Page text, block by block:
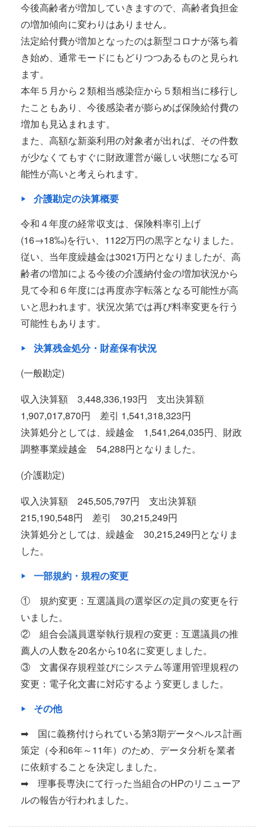
今後高齢者が増加していきますので、高齢者負担金
の増加傾向に変わりはありません。
法定給付費が増加となったのは新型コロナが落ち着
き始め、通常モードにもどりつつあるものと見られ
ます。
本年５月から２類相当感染症から５類相当に移行し
たこともあり、今後感染者が膨らめば保険給付費の
増加も見込まれます。
また、高額な新薬利用の対象者が出れば、その件数
が少なくてもすぐに財政運営が厳しい状態になる可
能性が高いと考えられます。
介護勘定の決算概要
令和４年度の経常収支は、保険料率引上げ
(16→18‰)を行い、1122万円の黒字となりました。
従い、当年度繰越金は3021万円となりましたが、高
齢者の増加による今後の介護納付金の増加状況から
見て令和６年度には再度赤字転落となる可能性が高
いと思われます。状況次第では再び料率変更を行う
可能性もあります。
決算残金処分・財産保有状況
(一般勘定)
収入決算額 3,448,336,193円 支出決算額
1,907,017,870円 差引 1,541,318,323円
決算処分としては、繰越金 1,541,264,035円、財政
調整事業繰越金 54,288円となりました。
(介護勘定)
収入決算額 245,505,797円 支出決算額
215,190,548円 差引 30,215,249円
決算処分としては、繰越金 30,215,249円となりま
した。
一部規約・規程の変更
① 規約変更：互選議員の選挙区の定員の変更を行
いました。
② 組合会議員選挙執行規程の変更：互選議員の推
薦人の人数を20名から10名に変更しました。
③ 文書保存規程並びにシステム等運用管理規程の
変更：電子化文書に対応するよう変更しました。
その他
➡ 国に義務付けられている第3期データヘルス計画
策定（令和6年～11年）のため、データ分析を業者
に依頼することを決定しました。
➡ 理事長専決にて行った当組合のHPのリニューア
ルの報告が行われました。